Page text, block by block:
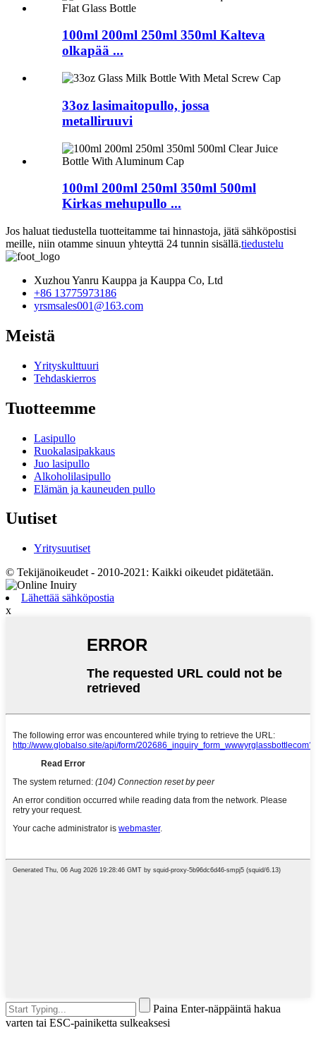
100ml 200ml 250ml 350ml Kalteva
olkapää ...
33oz lasimaitopullo, jossa
metalliruuvi
100ml 200ml 250ml 350ml 500ml
Kirkas mehupullo ...
Jos haluat tiedustella tuotteitamme tai hinnastoja, jätä sähköpostisi
meille, niin otamme sinuun yhteyttä 24 tunnin sisällä.tiedustelu
Xuzhou Yanru Kauppa ja Kauppa Co, Ltd
+86 13775973186
yrsmsales001@163.com
Meistä
Yrityskulttuuri
Tehdaskierros
Tuotteemme
Lasipullo
Ruokalasipakkaus
Juo lasipullo
Alkoholilasipullo
Elämän ja kauneuden pullo
Uutiset
Yritysuutiset
© Tekijänoikeudet - 2010-2021: Kaikki oikeudet pidätetään.
Lähettää sähköpostia
x
Paina Enter-näppäintä hakua
varten tai ESC-painiketta sulkeaksesi